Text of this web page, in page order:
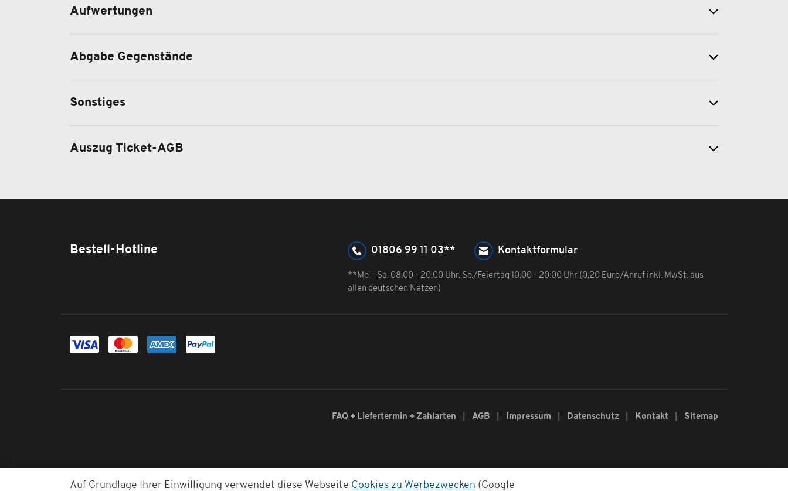
Aufwertungen
Abgabe Gegenstände
Sonstiges
Auszug Ticket-AGB
Bestell-Hotline 01806 99 11 03** Kontaktformular
**Mo. - Sa. 08:00 - 20:00 Uhr, So./Feiertag 10:00 - 20:00 Uhr (0,20 Euro/Anruf inkl. MwSt. aus
allen deutschen Netzen)
FAQ + Liefertermin + Zahlarten AGB Impressum Datenschutz Kontakt Sitemap
Auf Grundlage Ihrer Einwilligung verwendet diese Webseite Cookies zu Werbezwecken (Google